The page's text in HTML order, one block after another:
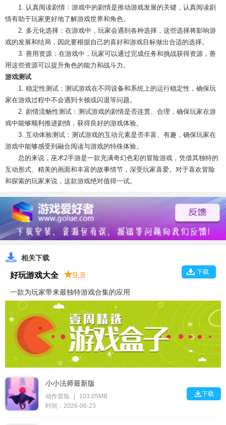
1. 认真阅读剧情：游戏中的剧情是推动游戏发展的关键，认真阅读剧
情有助于玩家更好地了解游戏世界和角色。
2. 多元化选择：在游戏中，玩家会遇到各种选择，这些选择将影响游
戏的发展和结局，因此要根据自己的喜好和游戏目标做出合适的选择。
3. 善用资源：在游戏中，玩家可以通过完成任务和挑战获得资源，善
用这些资源可以提升角色的能力和战斗力。
游戏测试
1. 稳定性测试：测试游戏在不同设备和系统上的运行稳定性，确保玩
家在游戏过程中不会遇到卡顿或闪退等问题。
2. 剧情流畅性测试：测试游戏的剧情是否连贯、合理，确保玩家在游
戏中能够顺利推进剧情，获得良好的游戏体验。
3. 互动体验测试：测试游戏的互动元素是否丰富、有趣，确保玩家在
游戏中能够感受到融合阅读与游戏的特殊体验。
总的来说，巫术2手游是一款充满奇幻色彩的冒险游戏，凭借其独特的
互动形式、精美的画面和丰富的故事情节，深受玩家喜爱。对于喜欢冒险
和探索的玩家来说，这款游戏绝对值得一试。
相关下载
下载
好玩游戏大全 ★9.8
一款为玩家带来最独特游戏合集的应用
小小法师最新版
动作冒险
103.05MB
时间：2026-06-23
下载